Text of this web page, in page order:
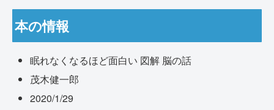
本の情報
眠れなくなるほど面白い 図解 脳の話
茂木健一郎
2020/1/29